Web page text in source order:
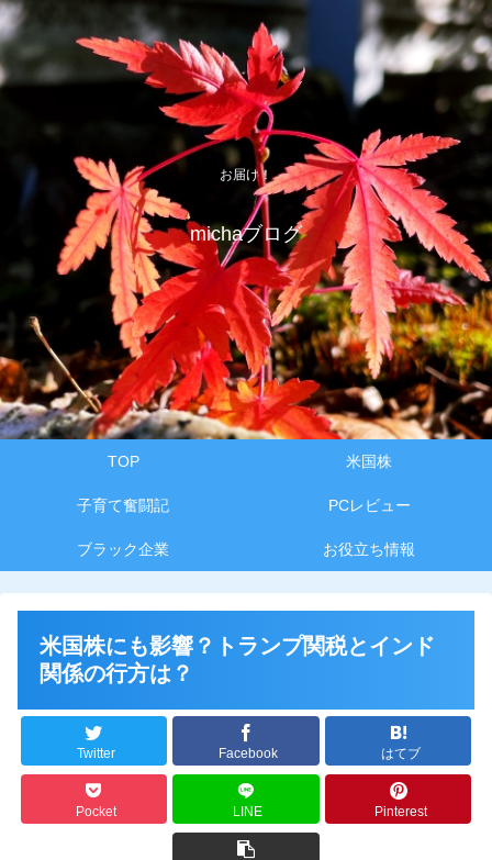
お届け！
michaブログ
TOP 米国株
子育て奮闘記 PCレビュー
ブラック企業 お役立ち情報
米国株にも影響？トランプ関税とインド
関係の行方は？
Twitter Facebook はてブ
Pocket LINE Pinterest